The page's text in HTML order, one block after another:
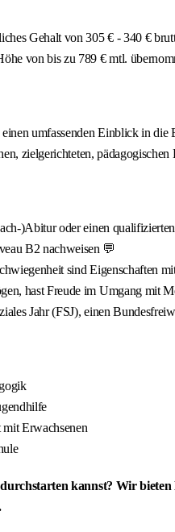
Gehalt von 305 € - 340 €
von bis zu 789 € mtl.
umfassenden Einblick in
zielgerichteten,
)Abitur oder einen
B2 nachweisen 💬
sind Eigenschaften
hast Freude im Umgang mit
Jahr (FSJ), einen
Erwachsenen
kannst? Wir